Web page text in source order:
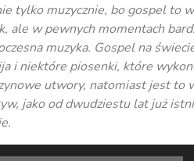
tylko muzycznie, bo gospel to
ale w pewnych momentach
muzyka. Gospel na
i niektóre piosenki, które
utwory, natomiast jest to
jako od dwudziestu lat już